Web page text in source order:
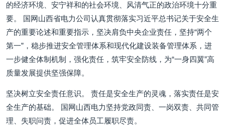
的经济环境、安宁祥和的社会环境、风清气正的政治环境十分重
要。 国网山西省电力公司认真贯彻落实习近平总书记关于安全生
产的重要论述和重要指示，坚决肩负中央企业责任，坚持“两个
第一”，稳步推进安全管理体系和现代化建设装备管理体系，进
一步健全体制机制，强化责任，筑牢安全防线，为“一身四翼”高
质量发展提供坚强保障。
坚决树立安全责任意识。 责任是安全生产的灵魂，落实责任是安
全生产的基础。 国网山西电力坚持党政同责、一岗双责、共同管
理、失职问责，促进全体员工履职尽责。